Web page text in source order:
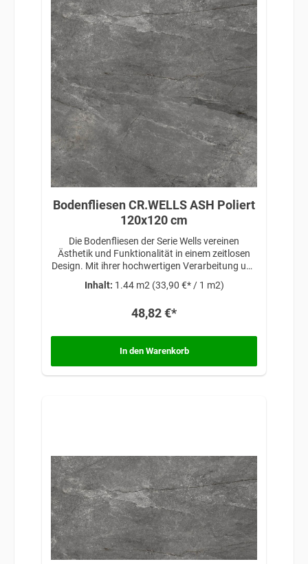
Bodenfliesen CR.WELLS ASH Poliert
120x120 cm
Die Bodenfliesen der Serie Wells vereinen
Ästhetik und Funktionalität in einem zeitlosen
Design. Mit ihrer hochwertigen Verarbeitung und
schaffen sie eine stilvolle Grundlage für jeden
einsetzbar und eignen sich sowohl für
Inhalt: 1.44 m2 (33,90 €* / 1 m2)
48,82 €*
In den Warenkorb